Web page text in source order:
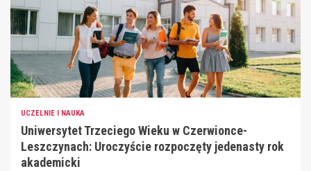
UCZELNIE I NAUKA
Uniwersytet Trzeciego Wieku w Czerwionce-
Leszczynach: Uroczyście rozpoczęty jedenasty rok
akademicki